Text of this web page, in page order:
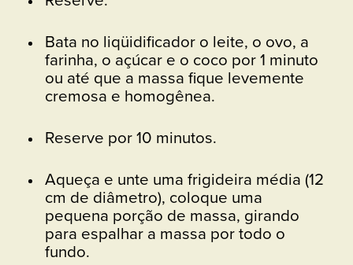
Bata no liqüidificador o leite, o ovo, a
farinha, o açúcar e o coco por 1 minuto
ou até que a massa fique levemente
cremosa e homogênea.
Reserve por 10 minutos.
Aqueça e unte uma frigideira média (12
cm de diâmetro), coloque uma
pequena porção de massa, girando
para espalhar a massa por todo o
fundo.